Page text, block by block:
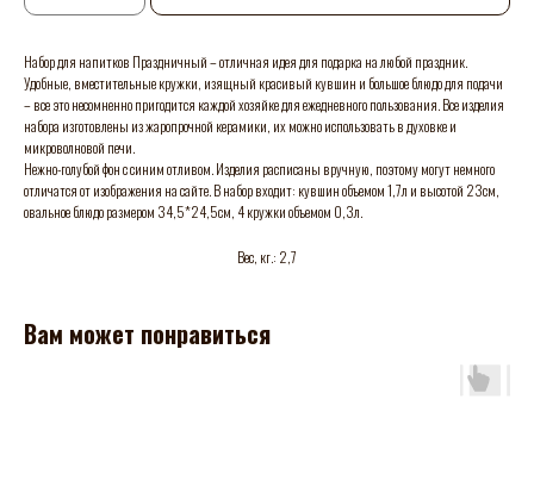
Набор для напитков Праздничный – отличная идея для подарка на любой праздник.
Удобные, вместительные кружки, изящный красивый кувшин и большое блюдо для подачи
– все это несомненно пригодится каждой хозяйке для ежедневного пользования. Все изделия
набора изготовлены из жаропрочной керамики, их можно использовать в духовке и
микроволновой печи.
Нежно-голубой фон с синим отливом. Изделия расписаны вручную, поэтому могут немного
отличатся от изображения на сайте. В набор входит: кувшин объемом 1,7л и высотой 23см,
овальное блюдо размером 34,5*24,5см, 4 кружки объемом 0,3л.
Вес, кг.: 2,7
Вам может понравиться